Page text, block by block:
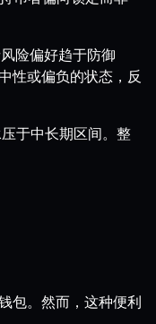
险偏好趋于防御
性或偏负的状态，反
于中长期区间。整
包。然而，这种便利